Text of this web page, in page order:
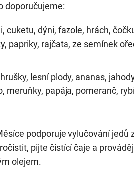
doporučujeme:
cuketu, dýni, fazole, hrách,
papriky, rajčata, ze semínek
lesní plody, ananas,
meruňky, papája, pomeranč,
podporuje vylučování jedů
pijte čistící čaje a
olejem.